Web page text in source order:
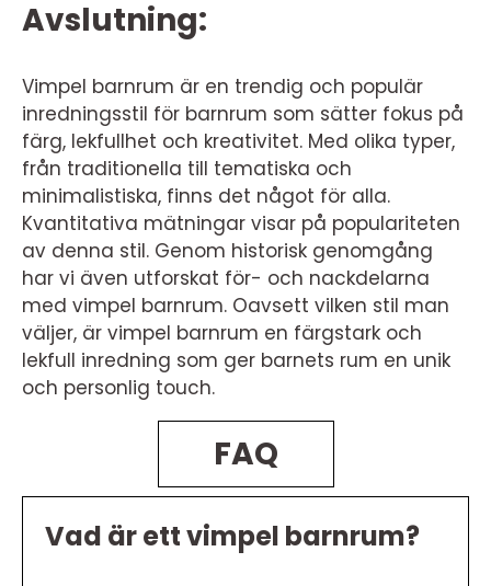
Avslutning:
Vimpel barnrum är en trendig och populär
inredningsstil för barnrum som sätter fokus på
färg, lekfullhet och kreativitet. Med olika typer,
från traditionella till tematiska och
minimalistiska, finns det något för alla.
Kvantitativa mätningar visar på populariteten
av denna stil. Genom historisk genomgång
har vi även utforskat för- och nackdelarna
med vimpel barnrum. Oavsett vilken stil man
väljer, är vimpel barnrum en färgstark och
lekfull inredning som ger barnets rum en unik
och personlig touch.
FAQ
Vad är ett vimpel barnrum?